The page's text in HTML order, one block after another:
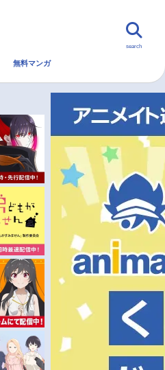
無料マンガ
search
無料マンガ